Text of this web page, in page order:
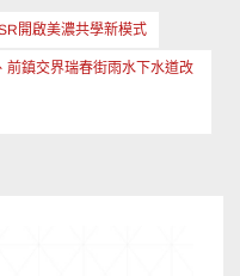
開啟美濃共學新模式
前鎮交界瑞春街雨水下水道改